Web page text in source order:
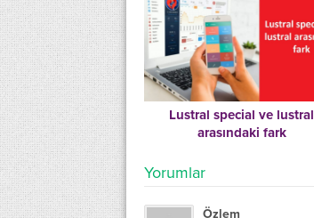
Lustral special ve lustral
arasındaki fark
Yorumlar
Özlem